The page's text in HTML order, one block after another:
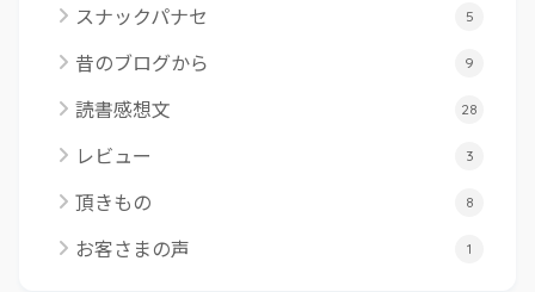
スナックパナセ 5
昔のブログから 9
読書感想文 28
レビュー 3
頂きもの 8
お客さまの声 1